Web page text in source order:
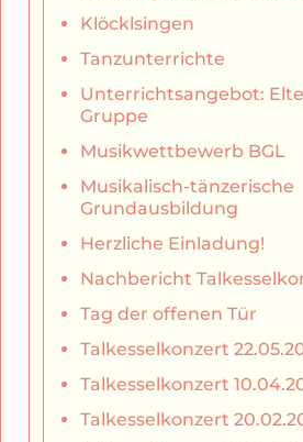
Klöcklsingen
Tanzunterrichte
Unterrichtsangebot:
Gruppe
Musikwettbewerb BGL
Musikalisch-tänzerische
Grundausbildung
Herzliche Einladung!
Nachbericht
Tag der offenen Tür
Talkesselkonzert
Talkesselkonzert
Talkesselkonzert